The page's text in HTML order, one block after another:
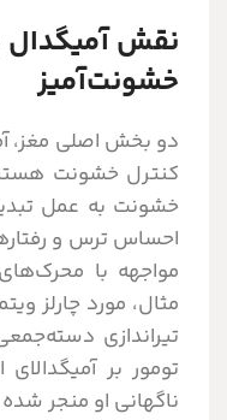
نقش آمیگدال
خشونت‌آمیز
دو بخش اصلی مغز،
کنترل خشونت
خشونت به عمل
احساس ترس و
مواجهه با
تیراندازی
تومور بر آمیگدالای
ناگهانی او منجر